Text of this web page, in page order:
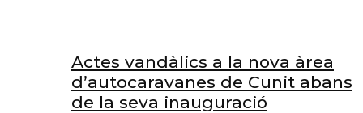
Actes vandàlics a la nova àrea
d’autocaravanes de Cunit abans
de la seva inauguració